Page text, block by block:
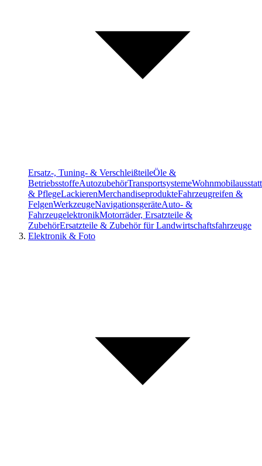
Ersatz-, Tuning- & VerschleißteileÖle &
BetriebsstoffeAutozubehörTransportsysteme
& PflegeLackierenMerchandiseprodukteFahrzeugreifen &
FelgenWerkzeugeNavigationsgeräteAuto- &
FahrzeugelektronikMotorräder, Ersatzteile &
ZubehörErsatzteile & Zubehör für Landwirtschaftsfahrzeuge
Elektronik & Foto